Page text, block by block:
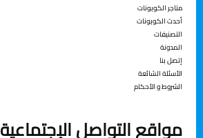
متاجر الكوبونات
أحدث الكوبونات
التصنيفات
المدونة
إتصل بنا
الأسئلة الشائعة
الشروط و الأحكام
مواقع التواصل الإجتماعية